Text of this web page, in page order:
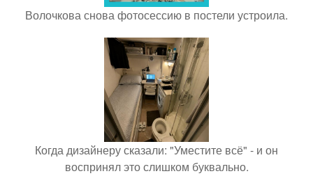
Волочкова снова фотосессию в постели устроила.
Когда дизайнеру сказали: "Уместите всё" - и он
воспринял это слишком буквально.